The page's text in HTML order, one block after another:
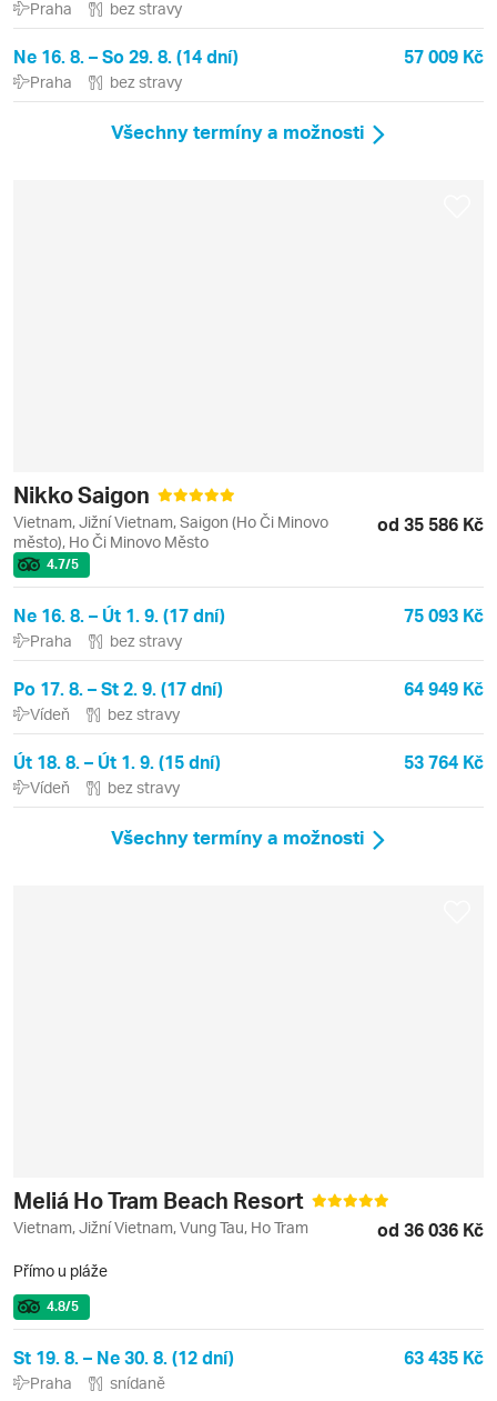
Praha bez stravy
Ne 16. 8. – So 29. 8. (14 dní) 57 009 Kč
Praha bez stravy
Všechny termíny a možnosti
Nikko Saigon
Vietnam, Jižní Vietnam, Saigon (Ho Či Minovo
město), Ho Či Minovo Město
od 35 586 Kč
4.7/5
Ne 16. 8. – Út 1. 9. (17 dní) 75 093 Kč
Praha bez stravy
Po 17. 8. – St 2. 9. (17 dní) 64 949 Kč
Vídeň bez stravy
Út 18. 8. – Út 1. 9. (15 dní) 53 764 Kč
Vídeň bez stravy
Všechny termíny a možnosti
Meliá Ho Tram Beach Resort
Vietnam, Jižní Vietnam, Vung Tau, Ho Tram od 36 036 Kč
Přímo u pláže
4.8/5
St 19. 8. – Ne 30. 8. (12 dní) 63 435 Kč
Praha snídaně